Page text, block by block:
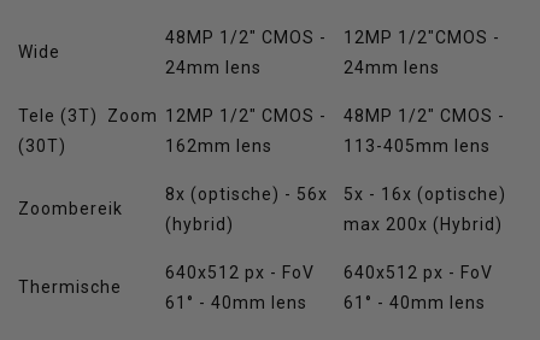
Wide
48MP 1/2" CMOS -
24mm lens
12MP 1/2"CMOS -
24mm lens
Tele (3T) Zoom
(30T)
12MP 1/2" CMOS -
162mm lens
48MP 1/2" CMOS -
113-405mm lens
Zoombereik
8x (optische) - 56x
(hybrid)
5x - 16x (optische)
max 200x (Hybrid)
Thermische
640x512 px - FoV
61° - 40mm lens
640x512 px - FoV
61° - 40mm lens